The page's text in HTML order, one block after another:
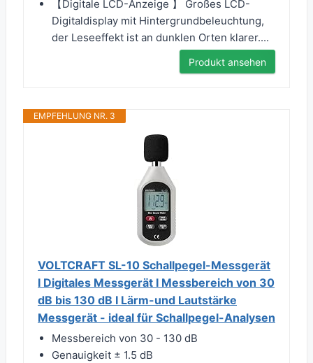
【Digitale LCD-Anzeige 】 Großes LCD-
Digitaldisplay mit Hintergrundbeleuchtung,
der Leseeffekt ist an dunklen Orten klarer....
Produkt ansehen
EMPFEHLUNG NR. 3
VOLTCRAFT SL-10 Schallpegel-Messgerät
I Digitales Messgerät I Messbereich von 30
dB bis 130 dB I Lärm-und Lautstärke
Messgerät - ideal für Schallpegel-Analysen
Messbereich von 30 - 130 dB
Genauigkeit ± 1.5 dB